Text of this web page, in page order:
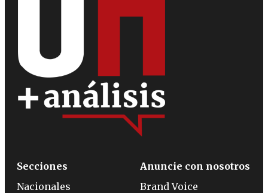
Secciones
Nacionales
Anuncie con nosotros
Brand Voice